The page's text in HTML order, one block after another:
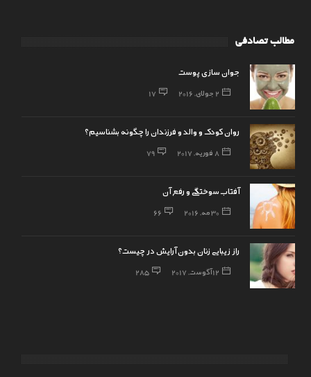
مطالب تصادفی
جوان سازی پوست
2 جولای, 2016 17
روان کودک و والد و فرزندان را چگونه بشناسیم؟
8 فوریه, 2017 79
آفتاب سوختگی و رفع آن
30 مه, 2016 66
راز زیبایی زنان بدون آرایش در چیست؟
12 آگوست, 2017 285